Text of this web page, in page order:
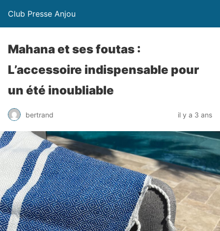
Club Presse Anjou
Mahana et ses foutas :
L’accessoire indispensable pour
un été inoubliable
bertrand il y a 3 ans